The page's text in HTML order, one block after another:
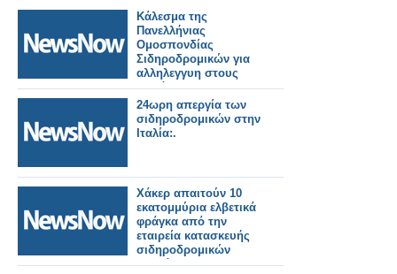
Κάλεσμα της
Πανελλήνιας
Ομοσπονδίας
Σιδηροδρομικών για
αλληλεγγυη στους
πυρόπληκτους της
Δυτικής Αττικής.
24ωρη απεργία των
σιδηροδρομικών στην
Ιταλία:.
Χάκερ απαιτούν 10
εκατομμύρια ελβετικά
φράγκα από την
εταιρεία κατασκευής
σιδηροδρομικών
οχημάτων Stadler.